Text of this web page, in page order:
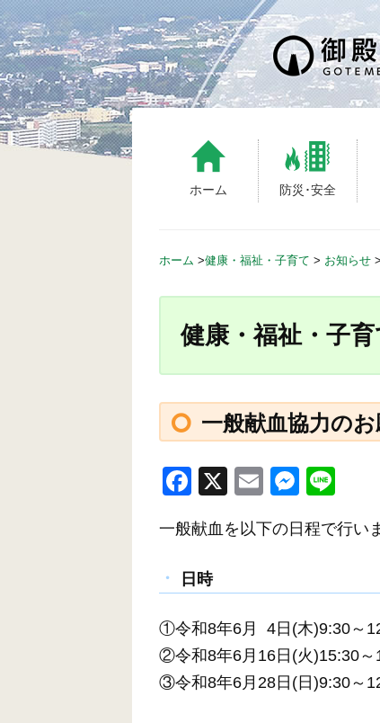
S
k
i
p
t
o
c
ホーム 防災･安全
ホーム >健康・福祉・子育て > お知らせ >
健康・福祉・子育
一般献血協力の
F
c
e
b
o
o
k
X
E
ail
M
ss
n
g
er
e
一般献血を以下の日程で行い
日時
①令和8年6月 4日(木)9:30～
②令和8年6月16日(火)15:30～
③令和8年6月28日(日)9:30～